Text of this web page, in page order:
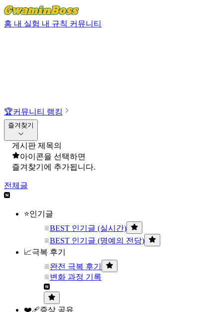
홈 내 실험 내 규칙 커뮤니티
🏆커뮤니티 랭킹
즐겨찾기
게시판 제목의
아이콘을 선택하면
즐겨찾기에 추가됩니다.
전체글
⭐인기글
BEST 인기글 (실시간)
BEST 인기글 (명예의 전당)
📈극복 후기
완전 극복 후기
변화 과정 기록
❤️‍🩹증상 공유